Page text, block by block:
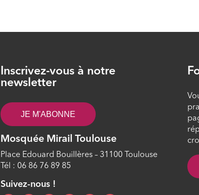
Inscrivez-vous à notre
newsletter
JE M'ABONNE
Mosquée Mirail Toulouse
Place Edouard Bouillères – 31100 Toulouse
Tél : 06 86 76 89 85
Suivez-nous !